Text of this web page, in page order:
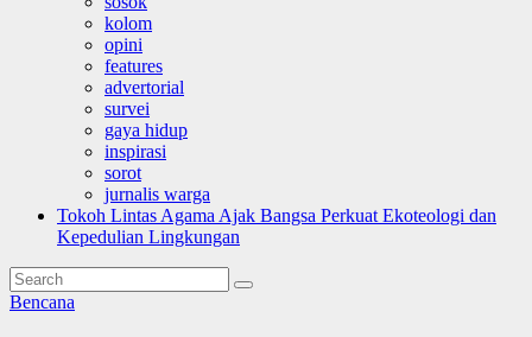
kolom
opini
features
advertorial
survei
gaya hidup
inspirasi
sorot
jurnalis warga
Tokoh Lintas Agama Ajak Bangsa Perkuat Ekoteologi dan
Kepedulian Lingkungan
Bencana